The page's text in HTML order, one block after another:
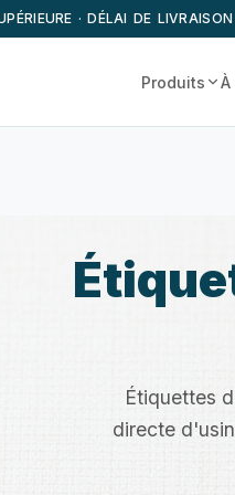
· DÉLAI DE
Produits À
Étiquettes
directe